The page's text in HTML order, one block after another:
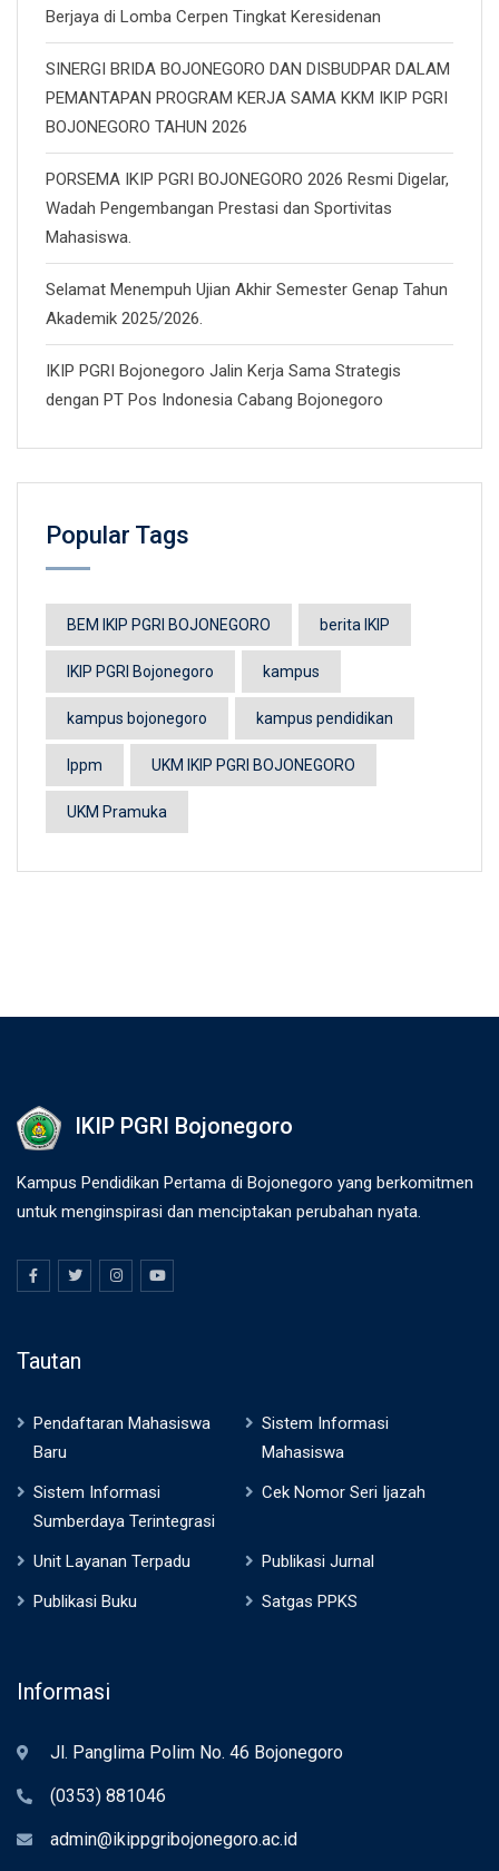
Berjaya di Lomba Cerpen Tingkat Keresidenan
SINERGI BRIDA BOJONEGORO DAN DISBUDPAR DALAM
PEMANTAPAN PROGRAM KERJA SAMA KKM IKIP PGRI
BOJONEGORO TAHUN 2026
PORSEMA IKIP PGRI BOJONEGORO 2026 Resmi Digelar,
Wadah Pengembangan Prestasi dan Sportivitas
Mahasiswa.
Selamat Menempuh Ujian Akhir Semester Genap Tahun
Akademik 2025/2026.
IKIP PGRI Bojonegoro Jalin Kerja Sama Strategis
dengan PT Pos Indonesia Cabang Bojonegoro
Popular Tags
BEM IKIP PGRI BOJONEGORO berita IKIP
IKIP PGRI Bojonegoro kampus
kampus bojonegoro kampus pendidikan
lppm UKM IKIP PGRI BOJONEGORO
UKM Pramuka
IKIP PGRI Bojonegoro
Kampus Pendidikan Pertama di Bojonegoro yang berkomitmen
untuk menginspirasi dan menciptakan perubahan nyata.
Tautan
Pendaftaran Mahasiswa
Baru
Sistem Informasi
Mahasiswa
Sistem Informasi
Sumberdaya Terintegrasi
Cek Nomor Seri Ijazah
Unit Layanan Terpadu
Publikasi Jurnal
Publikasi Buku
Satgas PPKS
Informasi
Jl. Panglima Polim No. 46 Bojonegoro
(0353) 881046
admin@ikippgribojonegoro.ac.id